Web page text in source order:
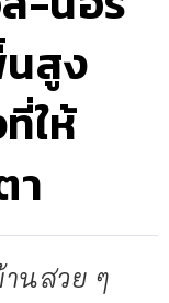
สูง
ให้
า
นสวย ๆ